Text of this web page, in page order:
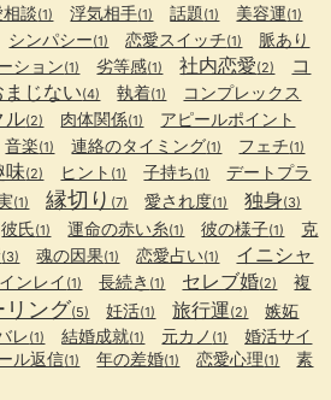
談(1) 浮気相手(1) 話題(1) 美容運(1)
シンパシー(1) 恋愛スイッチ(1) 脈あり
ション(1) 劣等感(1) 社内恋愛(2)
コ
まじない(4) 執着(1) コンプレックス
ル(2) 肉体関係(1) アピールポイント
音楽(1) 連絡のタイミング(1) フェチ(1)
味(2) ヒント (1) 子持ち(1)
デートプラ
(1) 縁切り (7) 愛され度(1) 独身(3)
彼氏(1) 運命の赤い糸(1) 彼の様子(1)
克
(3) 魂の因果(1) 恋愛占い(1)
イニシャ
ンレイ (1) 長続き (1) セレブ婚(2)
複
リング(5) 妊活(1) 旅行運(2) 嫉妬
レ(1) 結婚成就(1) 元カノ (1)
婚活サイ
ル返信(1) 年の差婚(1) 恋愛心理(1)
素